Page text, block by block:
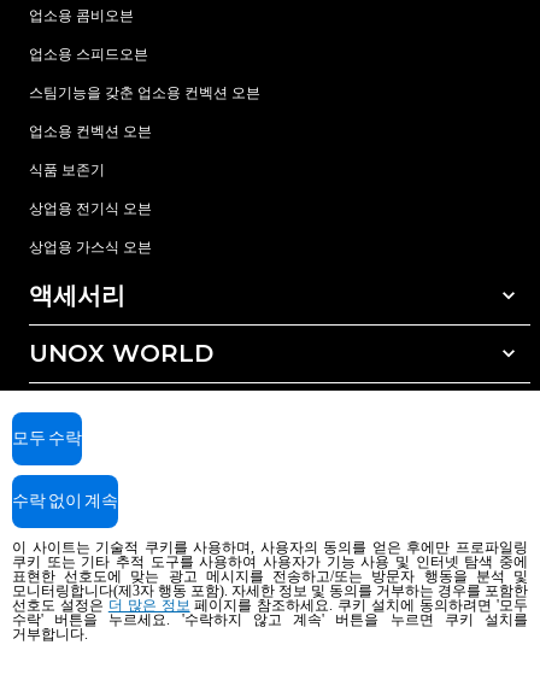
업소용 콤비오븐
업소용 스피드오븐
스팀기능을 갖춘 업소용 컨벡션 오븐
업소용 컨벡션 오븐
식품 보존기
상업용 전기식 오븐
상업용 가스식 오븐
액세서리
모든 액세서리
자동세척 세정제
수동세척 세정제
수질 관리를 위한 레진(수지) 필터
역삼투압 수처리 방식
UNOX WORLD
전세계 지사
서비스
우녹스 보증
딜러 찾기
서비스 센터 찾기
Copyright 2026 UNOX SpA All rights reserved. Reg. Imp. Padova n °
04230750285 - REA Padova 372835 - Cap. Soc. 5.000.000 € iv - P.IVA / CF
AI Content Disclaimer Privacy policy Cookie policy
이 사이트는 기술적 쿠키를 사용하며, 사용자의 동의를 얻은 후에만 프로파일링
쿠키 또는 기타 추적 도구를 사용하여 사용자가 기능 사용 및 인터넷 탐색 중에
표현한 선호도에 맞는 광고 메시지를 전송하고/또는 방문자 행동을 분석 및
모니터링합니다(제3자 행동 포함). 자세한 정보 및 동의를 거부하는 경우를 포함한
선호도 설정은 더 많은 정보 페이지를 참조하세요. 쿠키 설치에 동의하려면 '모두
수락' 버튼을 누르세요. '수락하지 않고 계속' 버튼을 누르면 쿠키 설치를
거부합니다.
모두 수락
수락 없이 계속